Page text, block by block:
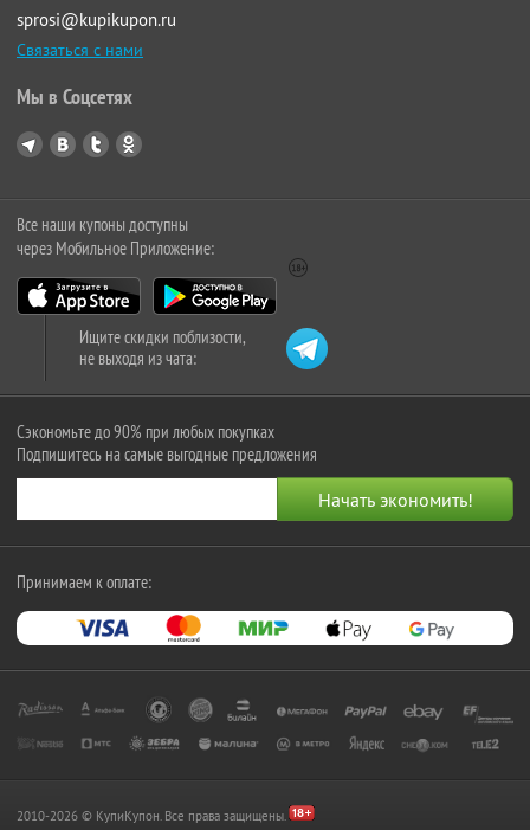
sprosi@kupikupon.ru
Связаться с нами
Мы в Соцсетях
Все наши купоны доступны
через Мобильное Приложение:
Ищите скидки поблизости,
не выходя из чата:
Сэкономьте до 90% при любых покупках
Подпишитесь на самые выгодные предложения
Принимаем к оплате:
2010-2026 © КупиКупон. Все права защищены.